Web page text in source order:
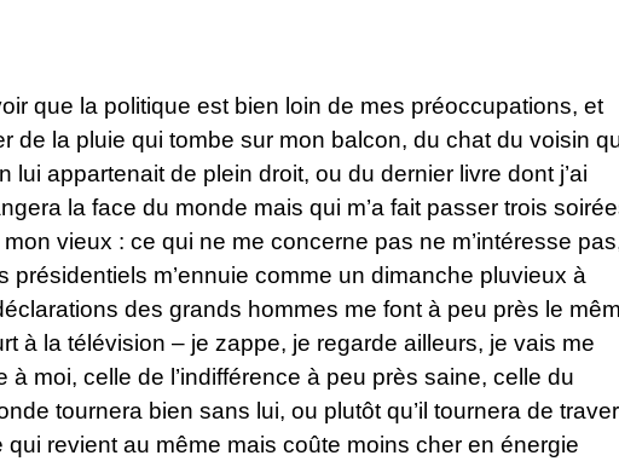
que la politique est bien loin de mes préoccupations, et
de la pluie qui tombe sur mon balcon, du chat du voisin
lui appartenait de plein droit, ou du dernier livre dont j’ai
la face du monde mais qui m’a fait passer trois
vieux : ce qui ne me concerne pas ne m’intéresse
présidentiels m’ennuie comme un dimanche pluvieux à
des grands hommes me font à peu près le
à la télévision – je zappe, je regarde ailleurs, je vais me
à moi, celle de l’indifférence à peu près saine, celle du
tournera bien sans lui, ou plutôt qu’il tournera de
revient au même mais coûte moins cher en énergie